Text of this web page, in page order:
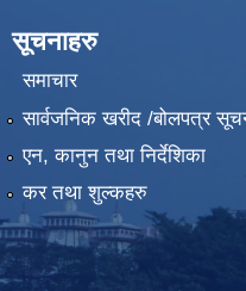
सूचनाहरु
समाचार
सार्वजनिक खरीद /बोलपत्र
एन, कानुन तथा निर्देशिका
कर तथा शुल्कहरु